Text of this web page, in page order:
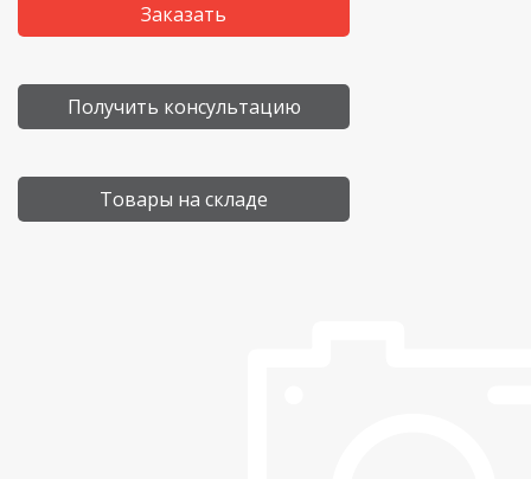
Заказать
Получить консультацию
Товары на складе